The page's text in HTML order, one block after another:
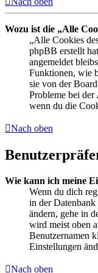
Wozu ist die „Alle
„Alle Cookies
phpBB erstellt
angemeldet
Funktionen, wie
sie von der
Probleme bei der
wenn du die
Nach oben
Wie kann ich meine
Wenn du dich
in der Datenbank
ändern, gehe in
wird meist oben
Benutzernamen
Einstellungen
Nach oben